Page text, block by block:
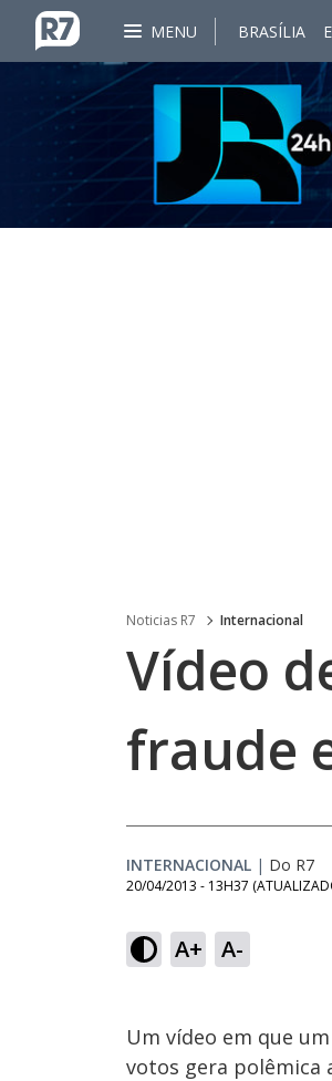
MENU BRASÍLIA
Noticias R7 Internacional
Vídeo
fraude
INTERNACIONAL | Do R7
20/04/2013 - 13H37
A+ A-
Um vídeo em que
votos gera polêmica